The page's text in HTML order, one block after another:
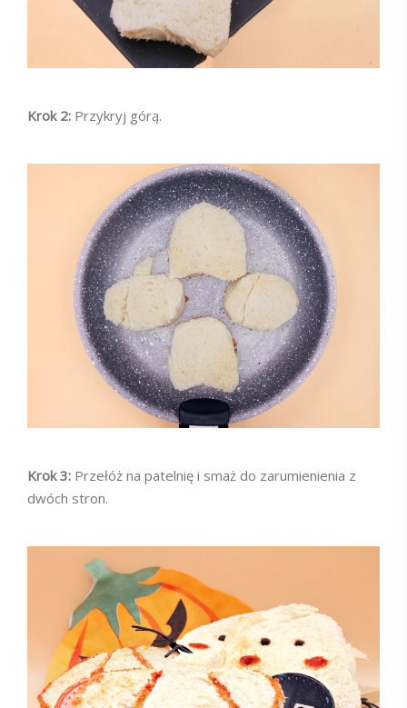
Krok 2: Przykryj górą.
Krok 3: Przełóż na patelnię i smaż do zarumienienia z
dwóch stron.